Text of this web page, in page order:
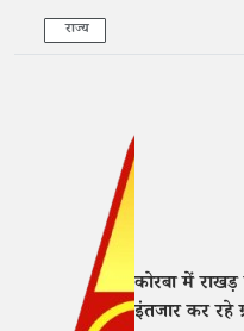
राज्य
कोरबा में
इंतजार कर रहे